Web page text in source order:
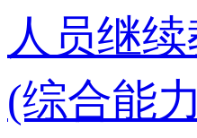
人员继
(综合能